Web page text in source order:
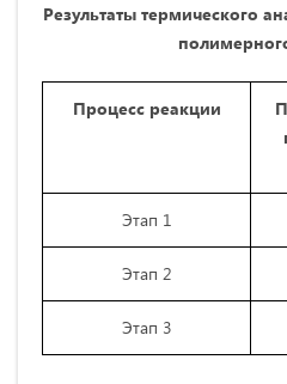
Результаты термического
Процесс реакции
Этап 1
Этап 2
Этап 3